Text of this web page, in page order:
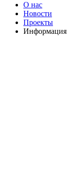
О нас
Новости
Проекты
Информация